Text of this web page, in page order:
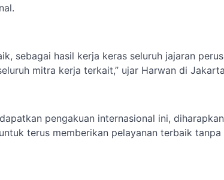
sebagai hasil kerja keras seluruh jajaran
mitra kerja terkait,” ujar Harwan di
pengakuan internasional ini,
terus memberikan pelayanan terbaik